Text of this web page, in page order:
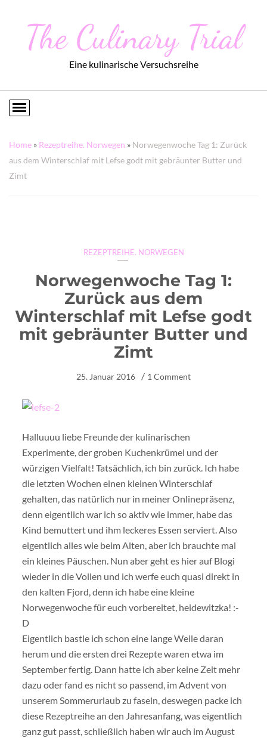
The Culinary Trial
Eine kulinarische Versuchsreihe
Home » Rezeptreihe. Norwegen » Norwegenwoche Tag 1: Zurück
aus dem Winterschlaf mit Lefse godt mit gebräunter Butter und
Zimt
REZEPTREIHE. NORWEGEN
Norwegenwoche Tag 1:
Zurück aus dem
Winterschlaf mit Lefse godt
mit gebräunter Butter und
Zimt
25. Januar 2016 1 Comment
Halluuuu liebe Freunde der kulinarischen
Experimente, der groben Kuchenkrümel und der
würzigen Vielfalt! Tatsächlich, ich bin zurück. Ich habe
die letzten Wochen einen kleinen Winterschlaf
gehalten, das natürlich nur in meiner Onlinepräsenz,
denn eigentlich war ich so aktiv wie immer, habe das
Kind bemuttert und ihm leckeres Essen serviert. Also
eigentlich alles wie beim Alten, aber ich brauchte mal
ein kleines Päuschen. Nun aber geht es hier auf Blogi
wieder in die Vollen und ich werfe euch quasi direkt in
den kalten Fjord, denn ich habe eine kleine
Norwegenwoche für euch vorbereitet, heidewitzka! :-
D
Eigentlich bastle ich schon eine lange Weile daran
herum und die ersten drei Rezepte waren etwa im
September fertig. Dann hatte ich aber keine Zeit mehr
dazu oder fand es nicht so passend, im Advent von
unserem Sommerurlaub zu faseln, deswegen packe ich
diese Rezeptreihe an den Jahresanfang, was eigentlich
ganz gut passt, schließlich haben wir auch im August